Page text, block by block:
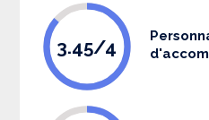
3.45/4